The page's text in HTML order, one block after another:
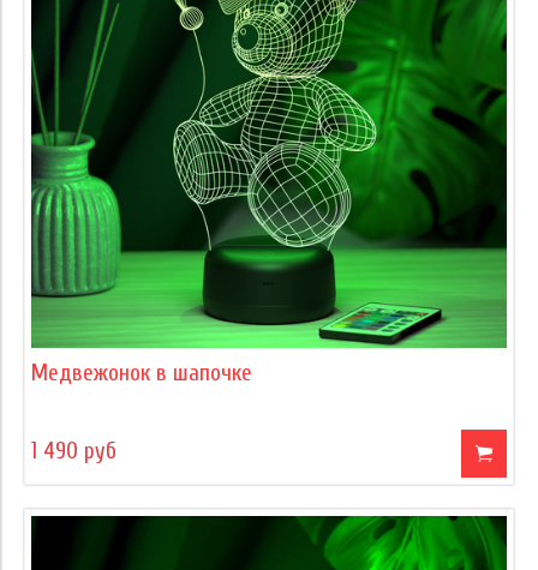
Медвежонок в шапочке
1 490 руб